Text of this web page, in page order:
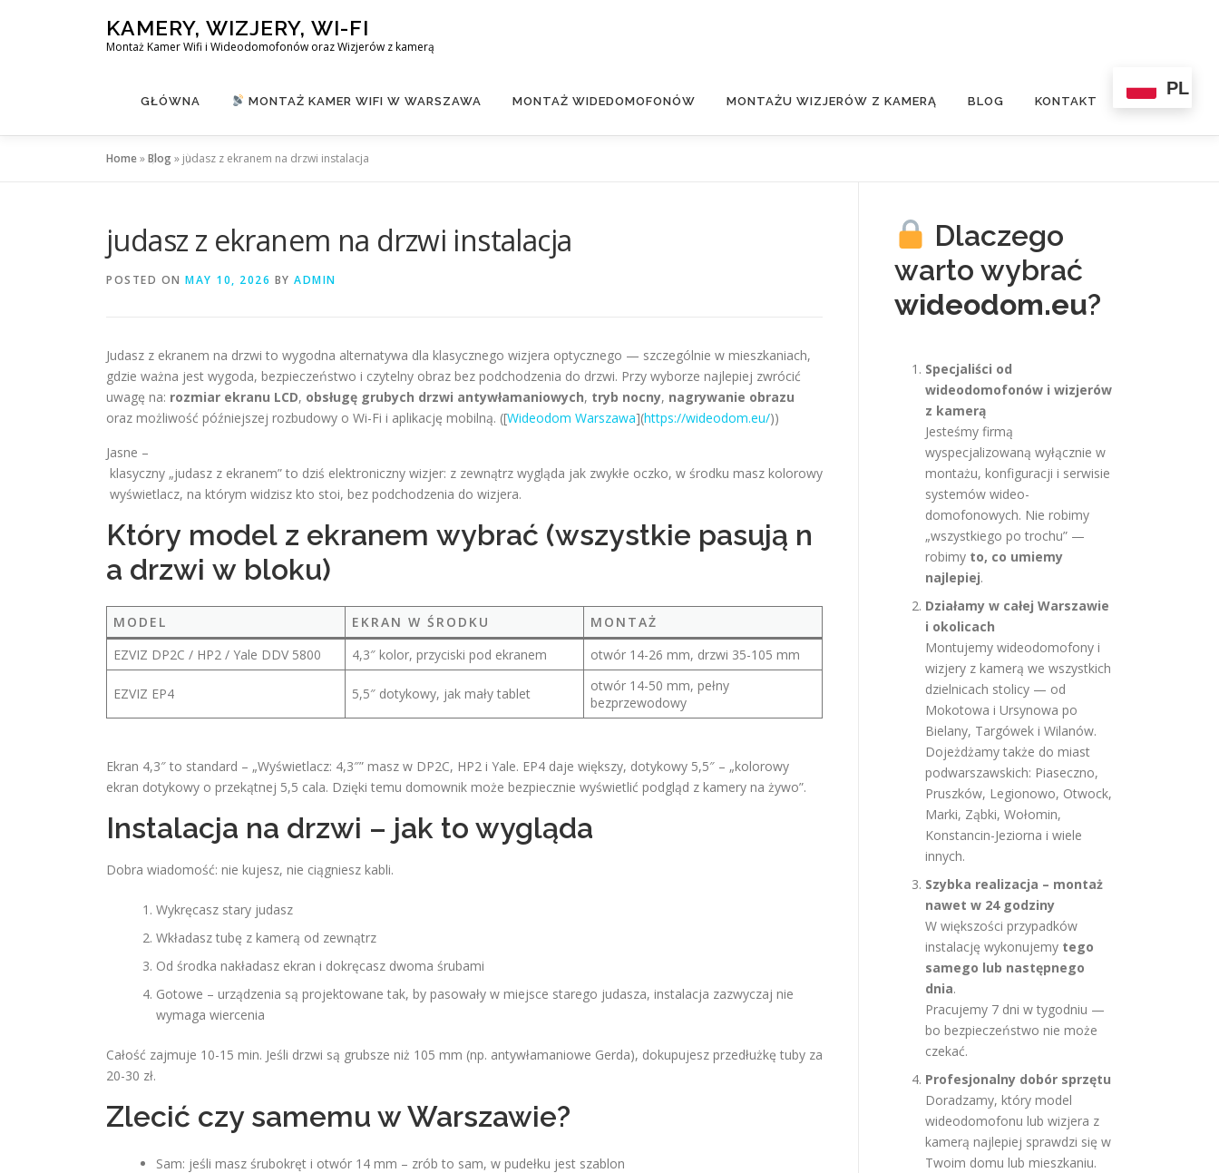
KAMERY, WIZJERY, WI-FI
Montaż Kamer Wifi i Wideodomofonów oraz Wizjerów z kamerą
GŁÓWNA MONTAŻ KAMER WIFI W WARSZAWA MONTAŻ WIDEDOMOFONÓW MONTAŻU WIZJERÓW Z KAMERĄ BLOG KONTAKT
PL
Home»Blog» judasz z ekranem na drzwi instalacja
judasz z ekranem na drzwi instalacja
POSTED ON MAY 10, 2026 BY ADMIN
Judasz z ekranem na drzwi to wygodna alternatywa dla klasycznego wizjera optycznego — szczególnie w mieszkaniach,
gdzie ważna jest wygoda, bezpieczeństwo i czytelny obraz bez podchodzenia do drzwi. Przy wyborze najlepiej zwrócić
uwagę na: rozmiar ekranu LCD, obsługę grubych drzwi antywłamaniowych, tryb nocny, nagrywanie obrazu
oraz możliwość późniejszej rozbudowy o Wi-Fi i aplikację mobilną. ([Wideodom Warszawa](https://wideodom.eu/))
Jasne –
klasyczny „judasz z ekranem” to dziś elektroniczny wizjer: z zewnątrz wygląda jak zwykłe oczko, w środku masz kolorowy
wyświetlacz, na którym widzisz kto stoi, bez podchodzenia do wizjera.
Który model z ekranem wybrać (wszystkie pasują n
a drzwi w bloku)
MODEL EKRAN W ŚRODKU
MONTAŻ
EZVIZ DP2C / HP2 / Yale DDV 5800
4,3″ kolor, przyciski pod ekranem otwór 14-26 mm, drzwi 35-105 mm
EZVIZ EP4 5,5″ dotykowy, jak mały tablet
otwór 14-50 mm, pełny
bezprzewodowy
Ekran 4,3″ to standard – „Wyświetlacz: 4,3″” masz w DP2C, HP2 i Yale. EP4 daje większy, dotykowy 5,5″ – „kolorowy
ekran dotykowy o przekątnej 5,5 cala. Dzięki temu domownik może bezpiecznie wyświetlić podgląd z kamery na żywo”.
Instalacja na drzwi – jak to wygląda
Dobra wiadomość: nie kujesz, nie ciągniesz kabli.
Wykręcasz stary judasz
Wkładasz tubę z kamerą od zewnątrz
Od środka nakładasz ekran i dokręcasz dwoma śrubami
Gotowe – urządzenia są projektowane tak, by pasowały w miejsce starego judasza, instalacja zazwyczaj nie
wymaga wiercenia
Całość zajmuje 10-15 min. Jeśli drzwi są grubsze niż 105 mm (np. antywłamaniowe Gerda), dokupujesz przedłużkę tuby za
20-30 zł.
Zlecić czy samemu w Warszawie?
Sam: jeśli masz śrubokręt i otwór 14 mm – zrób to sam, w pudełku jest szablon
Dlaczego
warto wybrać
wideodom.eu?
Specjaliści od
wideodomofonów i wizjerów
z kamerą
Jesteśmy firmą
wyspecjalizowaną wyłącznie w
montażu, konfiguracji i serwisie
systemów wideo-
domofonowych. Nie robimy
„wszystkiego po trochu” —
robimy to, co umiemy
najlepiej.
Działamy w całej Warszawie
i okolicach
Montujemy wideodomofony i
wizjery z kamerą we wszystkich
dzielnicach stolicy — od
Mokotowa i Ursynowa po
Bielany, Targówek i Wilanów.
Dojeżdżamy także do miast
podwarszawskich: Piaseczno,
Pruszków, Legionowo, Otwock,
Marki, Ząbki, Wołomin,
Konstancin-Jeziorna i wiele
innych.
Szybka realizacja – montaż
nawet w 24 godziny
W większości przypadków
instalację wykonujemy tego
samego lub następnego
dnia.
Pracujemy 7 dni w tygodniu —
bo bezpieczeństwo nie może
czekać.
Profesjonalny dobór sprzętu
Doradzamy, który model
wideodomofonu lub wizjera z
kamerą najlepiej sprawdzi się w
Twoim domu lub mieszkaniu.